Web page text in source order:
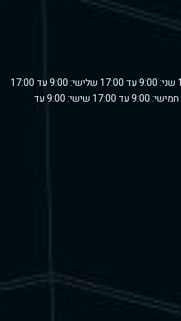
ראשון: 9:00 עד 17:00 שני: 9:00 עד 17:00 שלישי: 9:00 עד 17:00
רביעי: 9:00 עד 17:00 חמישי: 9:00 עד 17:00 שישי: 9:00 עד